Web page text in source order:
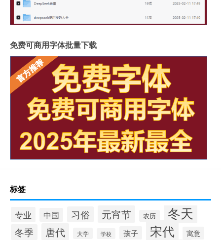
免费可商用字体批量下载
标签
专业 中国 习俗 元宵节 农历 冬天
冬季 唐代 大学 学校 孩子 宋代 寓意